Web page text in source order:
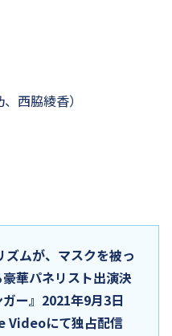
西脇綾香）
ズムが、マスクを被っ
華パネリスト出演決
ー』2021年9月3日
Videoにて独占配信